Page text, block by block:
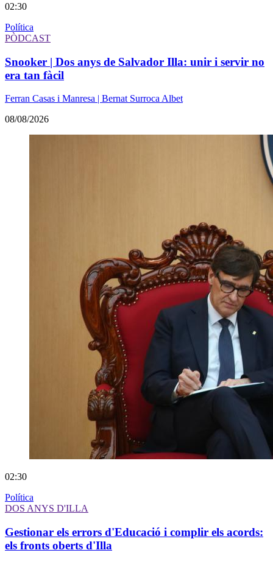
02:30
Política
PÒDCAST
Snooker | Dos anys de Salvador Illa: unir i servir no
era tan fàcil
Ferran Casas i Manresa | Bernat Surroca Albet
08/08/2026
02:30
Política
DOS ANYS D'ILLA
Gestionar els errors d'Educació i complir els acords:
els fronts oberts d'Illa